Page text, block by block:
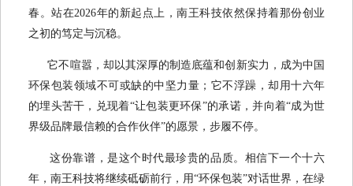
春。站在2026年的新起点上，南王科技依然保持着那份创业
之初的笃定与沉稳。
它不喧嚣，却以其深厚的制造底蕴和创新实力，成为中国
环保包装领域不可或缺的中坚力量；它不浮躁，却用十六年
的埋头苦干，兑现着“让包装更环保”的承诺，并向着“成为世
界级品牌最信赖的合作伙伴”的愿景，步履不停。
这份靠谱，是这个时代最珍贵的品质。相信下一个十六
年，南王科技将继续砥砺前行，用“环保包装”对话世界，在绿